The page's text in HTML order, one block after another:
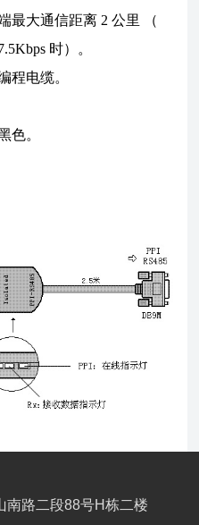
最大通信距离 2 公里 （
时）。
程电缆。
色。
南路二段88号H栋二楼